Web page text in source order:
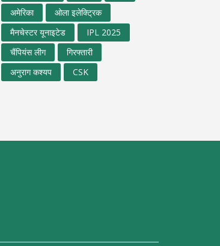
अमेरिका
ओला इलेक्ट्रिक
मैनचेस्टर यूनाइटेड
IPL 2025
चैंपियंस लीग
गिरफ्तारी
अनुराग कश्यप
CSK